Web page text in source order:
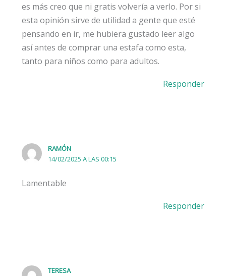
es más creo que ni gratis volvería a verlo. Por si
esta opinión sirve de utilidad a gente que esté
pensando en ir, me hubiera gustado leer algo
así antes de comprar una estafa como esta,
tanto para niños como para adultos.
Responder
RAMÓN
14/02/2025 A LAS 00:15
Lamentable
Responder
TERESA